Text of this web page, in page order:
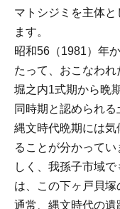
マトシジミを主体
ます。
昭和56（1981）年
たって、おこなわ
堀之内1式期から晩
同時期と認められる
縄文時代晩期には
ることが分かって
しく、我孫子市域
は、この下ヶ戸貝塚
通常、縄文時代の